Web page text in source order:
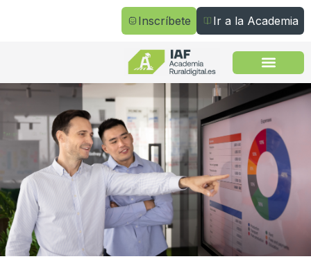
Inscríbete Ir a la Academia